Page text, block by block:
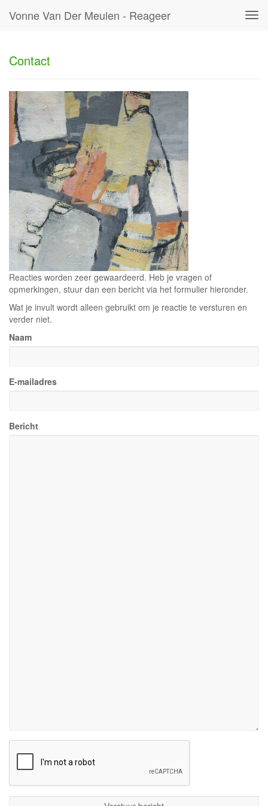
Vonne Van Der Meulen - Reageer
Contact
Reacties worden zeer gewaardeerd. Heb je vragen of
opmerkingen, stuur dan een bericht via het formulier hieronder.
Wat je invult wordt alleen gebruikt om je reactie te versturen en
verder niet.
Naam
E-mailadres
Bericht